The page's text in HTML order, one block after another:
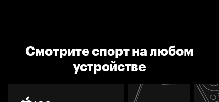
Смотрите спорт на любом
устройстве